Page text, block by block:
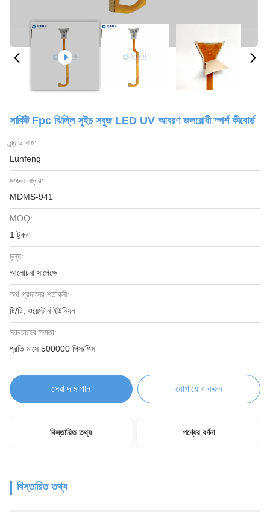
সার্কিট Fpc ঝিল্লি সুইচ সবুজ LED UV আবরণ জলরোধী স্পর্শ কীবোর্ড
ব্র্যান্ড নাম:
Lunfeng
মডেল নম্বর:
MDMS-941
MOQ:
1 টুকরা
মূল্য:
আলোচনা সাপেক্ষে
অর্থ প্রদানের শর্তাবলী:
টি/টি, ওয়েস্টার্ন ইউনিয়ন
সরবরাহের ক্ষমতা:
প্রতি মাসে 500000 পিস/পিস
সেরা দাম পান যোগাযোগ করুন
বিস্তারিত তথ্য পণ্যের বর্ণনা
বিস্তারিত তথ্য